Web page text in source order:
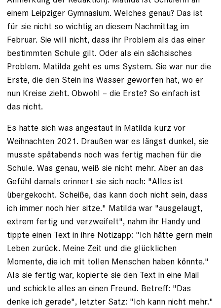
einem Leipziger ­Gymnasium. Welches genau? Das ist
für sie nicht so ­wichtig an diesem Nachmittag im
Februar. Sie will nicht, dass ihr Problem als das einer
bestimmten Schule gilt. Oder als ein sächsisches
Problem. Matilda geht es ums System. Sie war nur die
Erste, die den Stein ins Wasser ­geworfen hat, wo er
nun Kreise zieht. Obwohl – die Erste? So einfach ist
das nicht.
Es hatte sich was angestaut in Matilda kurz vor
Weihnachten 2021. Draußen war es längst dunkel, sie
musste spätabends noch was fertig machen für die
Schule. Was genau, weiß sie nicht mehr. Aber an das
Gefühl damals erinnert sie sich noch: "Alles ist
übergekocht. Scheiße, das kann doch nicht sein, dass
ich immer noch hier sitze." Matilda war "ausge­laugt,
extrem fertig und verzweifelt", nahm ihr Handy und
tippte einen Text in ihre Notizapp: "Ich hätte gern mein
Leben zurück. Meine Zeit und die glücklichen
Momente, die ich mit tollen Menschen haben könnte."
Als sie fertig war, kopierte sie den Text in eine Mail
und schickte alles an einen Freund. Betreff: "Das
denke ich gerade", letzter Satz: "Ich kann nicht mehr."